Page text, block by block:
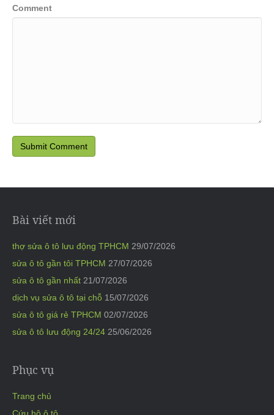
Comment
Bài viết mới
thợ sửa ô tô lưu động TPHCM 29/07/2026
sửa ô tô gần tôi TPHCM 27/07/2026
sửa ô tô gần nhất 21/07/2026
dịch vụ sửa ô tô tại chỗ 15/07/2026
sửa ô tô giá rẻ TPHCM 02/07/2026
sửa ô tô lưu động 24/24 25/06/2026
Phục vụ
Trang chủ
Cứu hộ ô tô